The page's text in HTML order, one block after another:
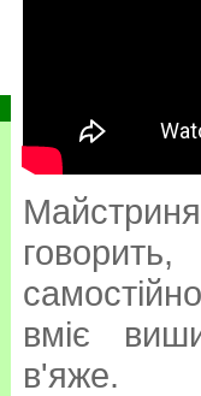
вміє
в'яже.